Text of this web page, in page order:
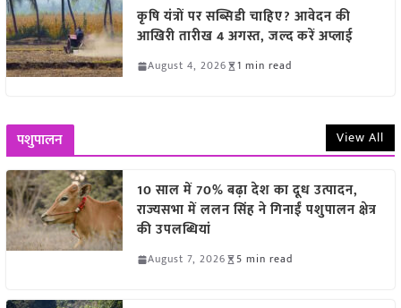
कृषि यंत्रों पर सब्सिडी चाहिए? आवेदन की
आखिरी तारीख 4 अगस्त, जल्द करें अप्लाई
August 4, 2026 1 min read
पशुपालन View All
10 साल में 70% बढ़ा देश का दूध उत्पादन,
राज्यसभा में ललन सिंह ने गिनाईं पशुपालन क्षेत्र
की उपलब्धियां
August 7, 2026 5 min read